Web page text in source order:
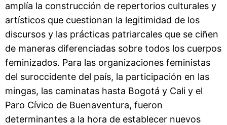
amplía la construcción de repertorios culturales y
artísticos que cuestionan la legitimidad de los
discursos y las prácticas patriarcales que se ciñen
de maneras diferenciadas sobre todos los cuerpos
feminizados. Para las organizaciones feministas
del suroccidente del país, la participación en las
mingas, las caminatas hasta Bogotá y Cali y el
Paro Cívico de Buenaventura, fueron
determinantes a la hora de establecer nuevos